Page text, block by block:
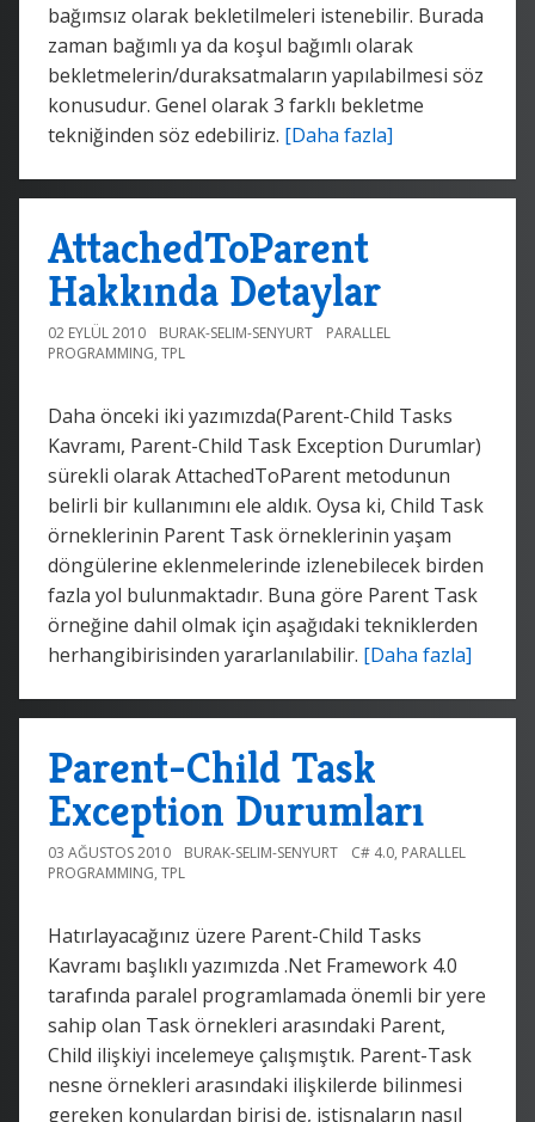
bağımsız olarak bekletilmeleri istenebilir. Burada
zaman bağımlı ya da koşul bağımlı olarak
bekletmelerin/duraksatmaların yapılabilmesi söz
konusudur. Genel olarak 3 farklı bekletme
tekniğinden söz edebiliriz. [Daha fazla]
AttachedToParent
Hakkında Detaylar
02 EYLÜL 2010 BURAK-SELIM-SENYURT
PARALLEL
PROGRAMMING, TPL
Daha önceki iki yazımızda(Parent-Child Tasks
Kavramı, Parent-Child Task Exception Durumlar)
sürekli olarak AttachedToParent metodunun
belirli bir kullanımını ele aldık. Oysa ki, Child Task
örneklerinin Parent Task örneklerinin yaşam
döngülerine eklenmelerinde izlenebilecek birden
fazla yol bulunmaktadır. Buna göre Parent Task
örneğine dahil olmak için aşağıdaki tekniklerden
herhangibirisinden yararlanılabilir. [Daha fazla]
Parent-Child Task
Exception Durumları
03 AĞUSTOS 2010 BURAK-SELIM-SENYURT C# 4.0, PARALLEL
PROGRAMMING, TPL
Hatırlayacağınız üzere Parent-Child Tasks
Kavramı başlıklı yazımızda .Net Framework 4.0
tarafında paralel programlamada önemli bir yere
sahip olan Task örnekleri arasındaki Parent,
Child ilişkiyi incelemeye çalışmıştık. Parent-Task
nesne örnekleri arasındaki ilişkilerde bilinmesi
gereken konulardan birisi de, istisnaların nasıl